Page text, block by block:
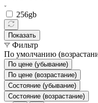
256gb
Показать
Фильтр
По умолчанию
По цене (убывание)
По цене (возрастание)
Состояние (убывание)
Состояние (возрастание)